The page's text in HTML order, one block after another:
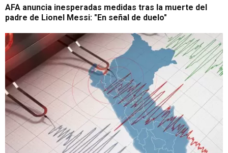
AFA anuncia inesperadas medidas tras la muerte del
padre de Lionel Messi: "En señal de duelo"